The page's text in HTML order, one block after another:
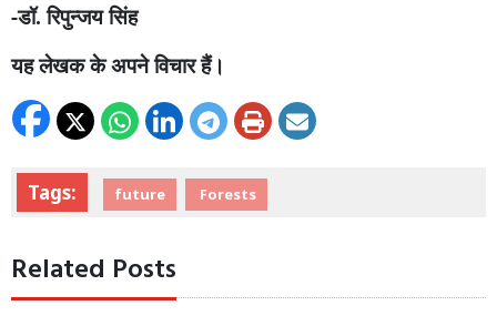
-डॉ.रिपुन्जयसिंह
यहलेखककेअपनेविचारहैं।
Tags: future Forests
Related Posts